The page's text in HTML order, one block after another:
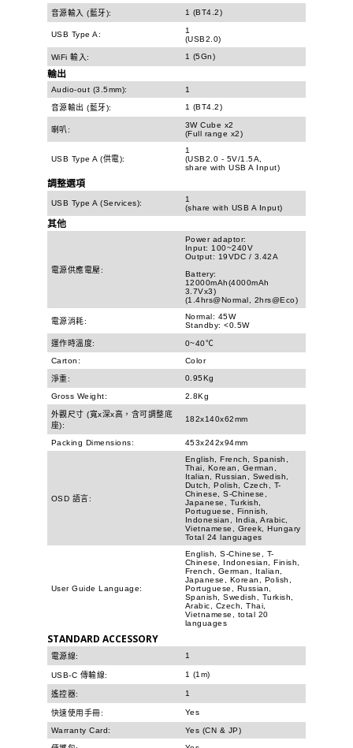
音源輸入 (藍牙): 1 (BT4.2)
USB Type A:
1
(USB2.0)
WiFi 輸入: 1 (5Gn)
輸出
Audio-out (3.5mm): 1
音源輸出 (藍牙): 1 (BT4.2)
喇叭:
3W Cube x2
(Full range x2)
USB Type A (供電):
1
(USB2.0 - 5V/1.5A,
share with USB A Input)
調整選項
USB Type A (Services):
1
(share with USB A Input)
其他
電源供應電壓:
Power adaptor:
Input: 100~240V
Output: 19VDC / 3.42A
Battery:
12000mAh(4000mAh
3.7Vx3)
(1.4hrs@Normal, 2hrs@Eco)
電源消耗:
Normal: 45W
Standby: <0.5W
運作時溫度:
0~40℃
Carton:
Color
淨重: 0.95Kg
Gross Weight: 2.8Kg
外觀尺寸 (寬x深x高，含可調整底
座):
182x140x62mm
Packing Dimensions: 453x242x94mm
OSD 語言:
English, French, Spanish,
Thai, Korean, German,
Italian, Russian, Swedish,
Dutch, Polish, Czech, T-
Chinese, S-Chinese,
Japanese, Turkish,
Portuguese, Finnish,
Indonesian, India, Arabic,
Vietnamese, Greek, Hungary
Total 24 languages
User Guide Language:
English, S-Chinese, T-
Chinese, Indonesian, Finish,
French, German, Italian,
Japanese, Korean, Polish,
Portuguese, Russian,
Spanish, Swedish, Turkish,
Arabic, Czech, Thai,
Vietnamese, total 20
languages
STANDARD ACCESSORY
電源線: 1
USB-C 傳輸線: 1 (1m)
遙控器: 1
快速使用手冊: Yes
Warranty Card: Yes (CN & JP)